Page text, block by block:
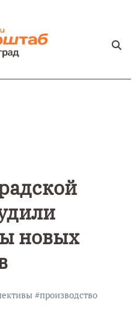
новых
#производство